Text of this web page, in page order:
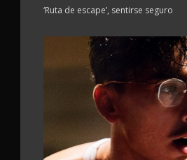
‘Ruta de escape’, sentirse seguro